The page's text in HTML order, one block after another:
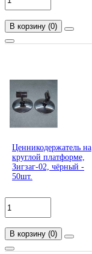
В корзину (0)
Ценникодержатель на
круглой платформе,
Зигзаг-02, чёрный -
50шт.
В корзину (0)